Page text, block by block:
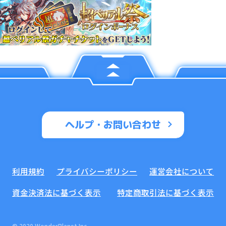
ヘルプ・お問い合わせ
利用規約 プライバシーポリシー
運営会社について
資金決済法に基づく表示
特定商取引法に基づく表示